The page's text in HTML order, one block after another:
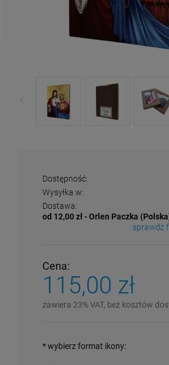
Dostępność:
Wysyłka w:
Dostawa:
od 12,00 zł- Orlen Paczka
Cena nie zawiera ewentualnychsprawdź
Cena:
115,00 zł
zawiera 23% VAT, bez kosztów
*wybierz format ikony: